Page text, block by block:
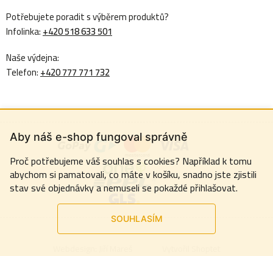
Aby náš e-shop fungoval správně
Proč potřebujeme váš souhlas s cookies? Například k tomu
abychom si pamatovali, co máte v košíku, snadno jste zjistili
stav své objednávky a nemuseli se pokaždé přihlašovat.
SOUHLASÍM
Potřebujete poradit s výběrem produktů?
Infolinka:+420 518 633 501
Naše výdejna:
Telefon:+420 777 771 732